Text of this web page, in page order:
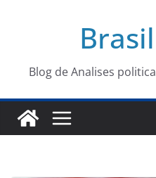
conteúdoBlog de Analises